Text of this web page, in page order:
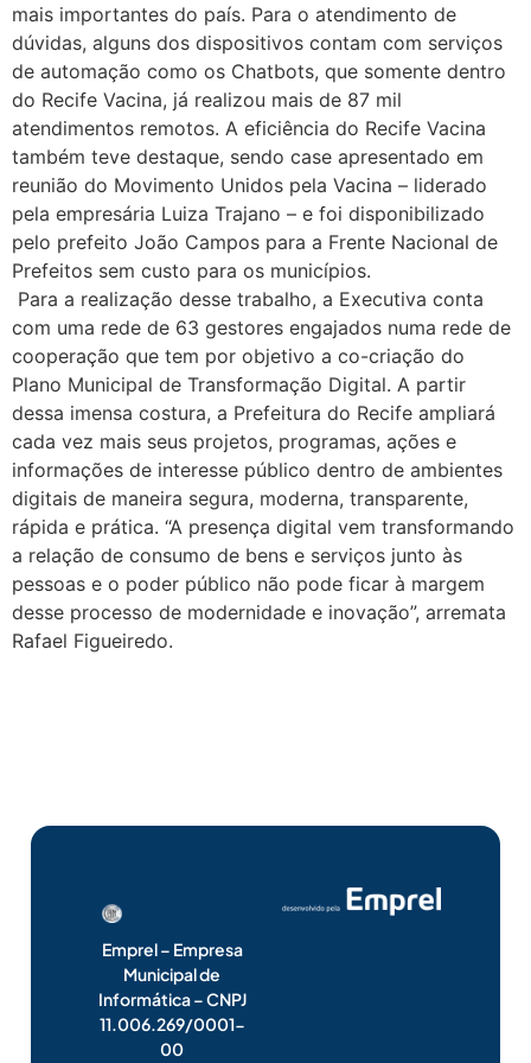
mais importantes do país. Para o atendimento de
dúvidas, alguns dos dispositivos contam com serviços
de automação como os Chatbots, que somente dentro
do Recife Vacina, já realizou mais de 87 mil
atendimentos remotos. A eficiência do Recife Vacina
também teve destaque, sendo case apresentado em
reunião do Movimento Unidos pela Vacina – liderado
pela empresária Luiza Trajano – e foi disponibilizado
pelo prefeito João Campos para a Frente Nacional de
Prefeitos sem custo para os municípios.
Para a realização desse trabalho, a Executiva conta
com uma rede de 63 gestores engajados numa rede de
cooperação que tem por objetivo a co-criação do
Plano Municipal de Transformação Digital. A partir
dessa imensa costura, a Prefeitura do Recife ampliará
cada vez mais seus projetos, programas, ações e
informações de interesse público dentro de ambientes
digitais de maneira segura, moderna, transparente,
rápida e prática. “A presença digital vem transformando
a relação de consumo de bens e serviços junto às
pessoas e o poder público não pode ficar à margem
desse processo de modernidade e inovação”, arremata
Rafael Figueiredo.
Emprel – Empresa
Municipal de
Informática – CNPJ
11.006.269/0001-
00